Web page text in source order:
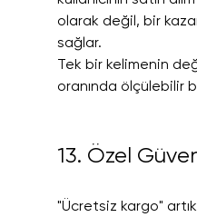
olarak değil, bir
sağlar.
Tek bir kelimenin
oranında ölçülebilir
13. Özel
"Ücretsiz kargo"